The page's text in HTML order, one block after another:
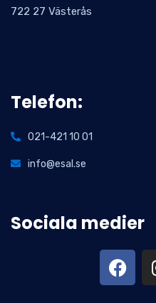
722 27 Västerås
Telefon:
021-421 10 01
info@esal.se
Sociala medier